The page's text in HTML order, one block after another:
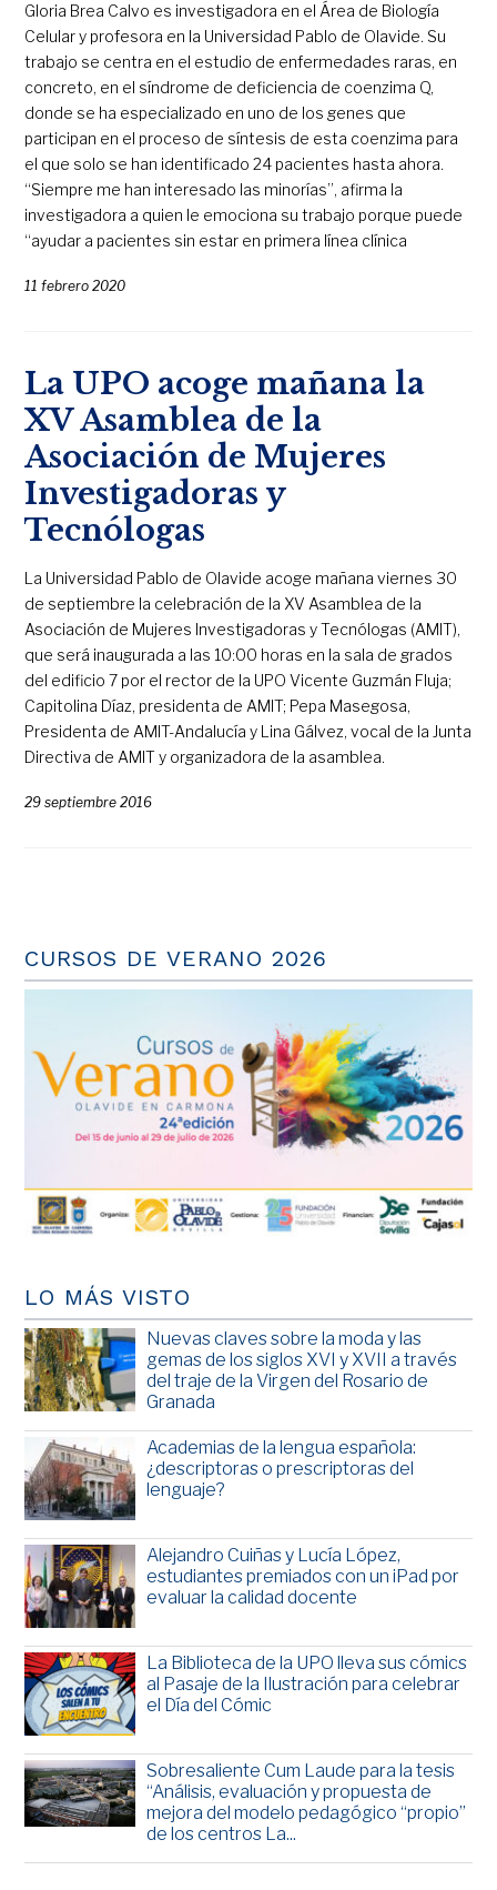
Gloria Brea Calvo es investigadora en el Área de Biología
Celular y profesora en la Universidad Pablo de Olavide. Su
trabajo se centra en el estudio de enfermedades raras, en
concreto, en el síndrome de deficiencia de coenzima Q,
donde se ha especializado en uno de los genes que
participan en el proceso de síntesis de esta coenzima para
el que solo se han identificado 24 pacientes hasta ahora.
“Siempre me han interesado las minorías”, afirma la
investigadora a quien le emociona su trabajo porque puede
“ayudar a pacientes sin estar en primera línea clínica
11 febrero 2020
La UPO acoge mañana la
XV Asamblea de la
Asociación de Mujeres
Investigadoras y
Tecnólogas
La Universidad Pablo de Olavide acoge mañana viernes 30
de septiembre la celebración de la XV Asamblea de la
Asociación de Mujeres Investigadoras y Tecnólogas (AMIT),
que será inaugurada a las 10:00 horas en la sala de grados
del edificio 7 por el rector de la UPO Vicente Guzmán Fluja;
Capitolina Díaz, presidenta de AMIT; Pepa Masegosa,
Presidenta de AMIT-Andalucía y Lina Gálvez, vocal de la Junta
Directiva de AMIT y organizadora de la asamblea.
29 septiembre 2016
CURSOS DE VERANO 2026
LO MÁS VISTO
Nuevas claves sobre la moda y las
gemas de los siglos XVI y XVII a través
del traje de la Virgen del Rosario de
Granada
Academias de la lengua española:
¿descriptoras o prescriptoras del
lenguaje?
Alejandro Cuiñas y Lucía López,
estudiantes premiados con un iPad por
evaluar la calidad docente
La Biblioteca de la UPO lleva sus cómics
al Pasaje de la Ilustración para celebrar
el Día del Cómic
Sobresaliente Cum Laude para la tesis
“Análisis, evaluación y propuesta de
mejora del modelo pedagógico “propio”
de los centros La...